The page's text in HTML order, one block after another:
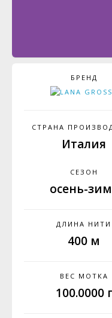
БРЕНД
СТРАНА
Италия
СЕЗОН
осень-
ДЛИНА НИТИ
400 м
ВЕС МОТКА
100.0000 г